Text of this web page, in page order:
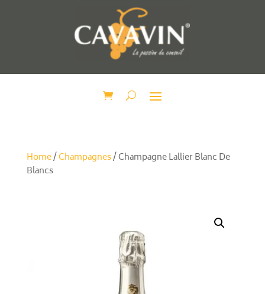
Home/Champagnes/ Champagne Lallier Blanc De
Blancs